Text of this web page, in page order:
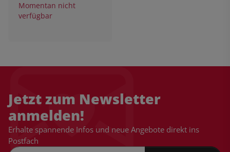
Momentan nicht
verfügbar
Jetzt zum Newsletter
anmelden!
Erhalte spannende Infos und neue Angebote direkt ins
Postfach